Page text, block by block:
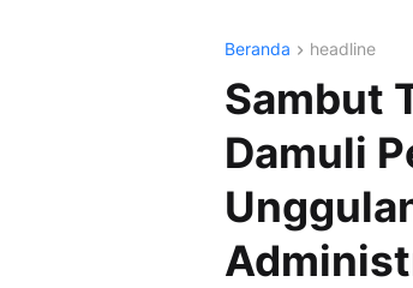
Beranda headline
Sambut
Damuli